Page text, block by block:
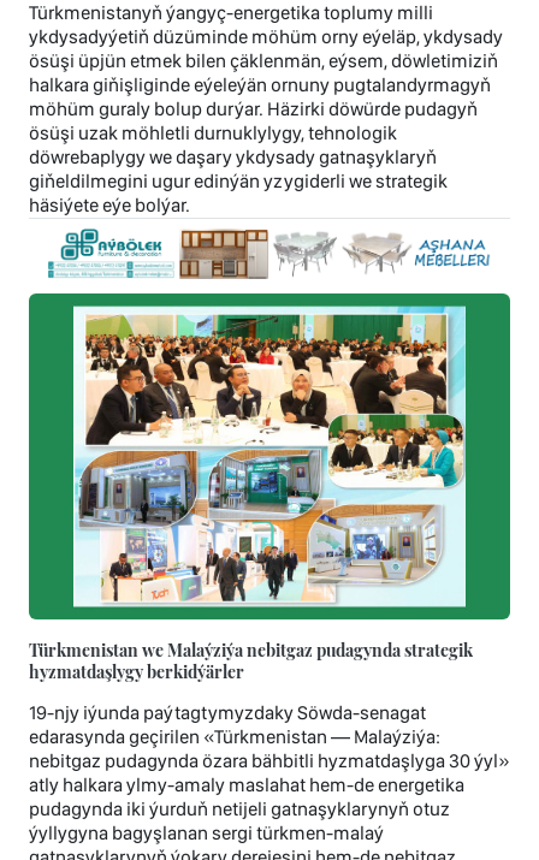
Türkmenistanyň ýangyç-energetika toplumy milli
ykdysadyýetiň düzüminde möhüm orny eýeläp, ykdysady
ösüşi üpjün etmek bilen çäklenmän, eýsem, döwletimiziň
halkara giňişliginde eýeleýän ornuny pugtalandyrmagyň
möhüm guraly bolup durýar. Häzirki döwürde pudagyň
ösüşi uzak möhletli durnuklylygy, tehnologik
döwrebaplygy we daşary ykdysady gatnaşyklaryň
giňeldilmegini ugur edinýän yzygiderli we strategik
häsiýete eýe bolýar.
Türkmenistan we Malaýziýa nebitgaz pudagynda strategik
hyzmatdaşlygy berkidýärler
19-njy iýunda paýtagtymyzdaky Söwda-senagat
edarasynda geçirilen «Türkmenistan — Malaýziýa:
nebitgaz pudagynda özara bähbitli hyzmatdaşlyga 30 ýyl»
atly halkara ylmy-amaly maslahat hem-de energetika
pudagynda iki ýurduň netijeli gatnaşyklarynyň otuz
ýyllygyna bagyşlanan sergi türkmen-malaý